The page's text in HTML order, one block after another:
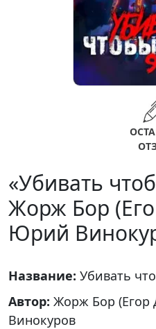
«Убивать
Жорж Бор
Юрий
Название: Убивать
Автор: Жорж Бор (Егор
Винокуров